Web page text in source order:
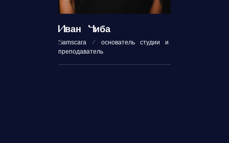
Иван Чиба
Samscara / основатель студии и
преподаватель